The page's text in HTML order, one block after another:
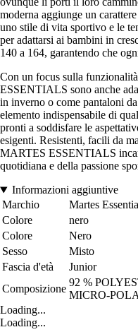
moderna aggiunge un
uno stile di vita sportivo e le
per adattarsi ai bambini in
140 a 164, garantendo che
Con un focus sulla
ESSENTIALS sono anche
in inverno o come pantaloni
elemento indispensabile di
pronti a soddisfare le
esigenti. Resistenti, facili da
MARTES ESSENTIALS
quotidiana e della passione
Informazioni aggiuntive
Marchio
Martes
Colore
nero
Colore
Nero
Sesso
Misto
Fascia d'età
Junior
Composizione
92 %
MICRO-
Loading...
Loading...